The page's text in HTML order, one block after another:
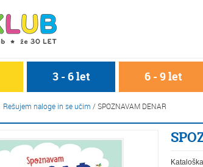
3 - 6 let 6 - 9 let
Rešujem naloge in se učim /SPOZNAVAM DENAR